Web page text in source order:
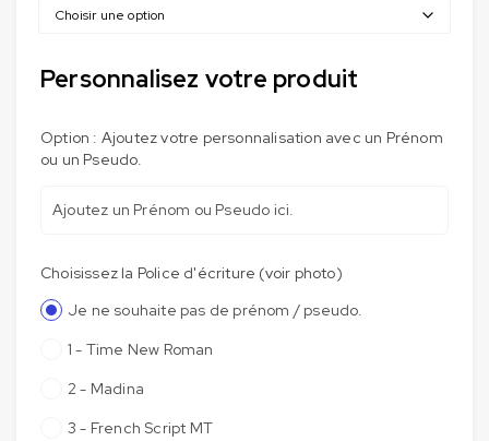
Personnalisez votre produit
Option : Ajoutez votre personnalisation avec un Prénom
ou un Pseudo.
Choisissez la Police d'écriture (voir photo)
Je ne souhaite pas de prénom / pseudo.
1 - Time New Roman
2 - Madina
3 - French Script MT